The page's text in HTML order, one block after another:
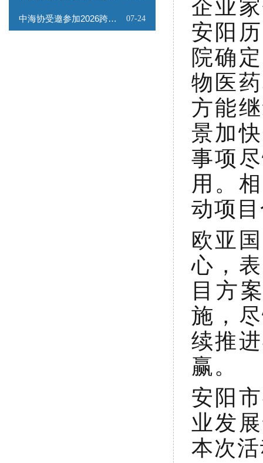
中海协受邀参加2026跨境能源矿产出海专题路演会 07-24
企业
安阳
院确
物医
方能
景加
事项
用。
动项
欧亚
心，
目方
施，
续推
赢。
安阳
业发
本次